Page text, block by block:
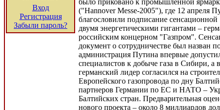
Вход
Регистрация
Забыли пароль?
было приковано к промышленной
("Hannover Messe-2005"), где 12 апреля
благословили подписание
двумя энергетическими гигантами –
российским концерном "Газпром".
документ о сотрудничестве был назван
администрация Путина впервые
специалистов к добыче газа в Сибири, а
германский лидер согласился на
Европейского газопровода по дну
партнеров Германии по ЕС и НАТО –
Балтийских стран. Предварительная
нового проекта – около 8 миллиардов